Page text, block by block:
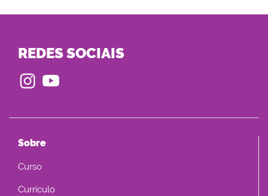
REDES SOCIAIS
Sobre
Curso
Currículo